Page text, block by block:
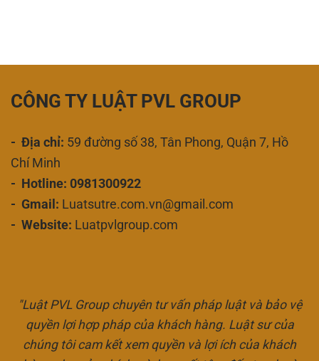
CÔNG TY LUẬT PVL GROUP
- Địa chỉ: 59 đường số 38, Tân Phong, Quận 7, Hồ
Chí Minh
- Hotline: 0981300922
- Gmail: Luatsutre.com.vn@gmail.com
- Website: Luatpvlgroup.com
"Luật PVL Group chuyên tư vấn pháp luật và bảo vệ
quyền lợi hợp pháp của khách hàng. Luật sư của
chúng tôi cam kết xem quyền và lợi ích của khách